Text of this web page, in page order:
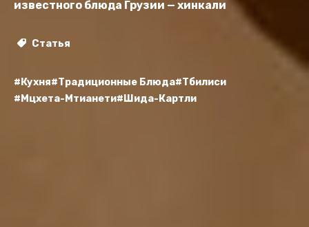
известного блюда Грузии — хинкали
Статья
#Кухня#Традиционные Блюда#Тбилиси
#Мцхета-Мтианети#Шида-Картли